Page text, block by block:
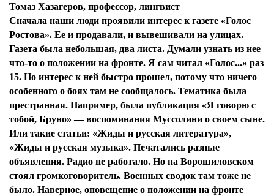
Томаз Хазагеров, профессор, лингвист
Сначала наши люди проявили интерес к газете «Голос
Ростова». Ее и продавали, и вывешивали на улицах.
Газета была небольшая, два листа. Думали узнать из нее
что-то о положении на фронте. Я сам читал «Голос...» раз
15. Но интерес к ней быстро прошел, потому что ничего
особенного о боях там не сообщалось. Тематика была
престранная. Например, была публикация «Я говорю с
тобой, Бруно» — воспоминания Муссолини о своем сыне.
Или такие статьи: «Жиды и русская литература»,
«Жиды и русская музыка». Печатались разные
объявления. Радио не работало. Но на Ворошиловском
стоял громкоговоритель. Военных сводок там тоже не
было. Наверное, оповещение о положении на фронте